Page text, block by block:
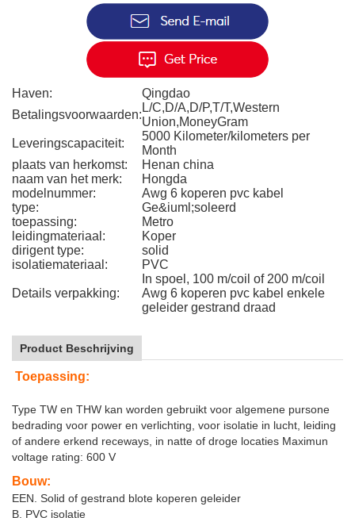
Haven:
Qingdao
Betalingsvoorwaarden:
L/C,D/A,D/P,T/T,Western
Union,MoneyGram
Leveringscapaciteit:
5000 Kilometer/kilometers per
Month
plaats van herkomst:
Henan china
naam van het merk:
Hongda
modelnummer:
Awg 6 koperen pvc kabel
type:
Ge&iuml;soleerd
toepassing:
Metro
leidingmateriaal:
Koper
dirigent type:
solid
isolatiemateriaal:
PVC
Details verpakking:
In spoel, 100 m/coil of 200 m/coil
Awg 6 koperen pvc kabel enkele
geleider gestrand draad
Product Beschrijving
Toepassing:
Type TW en THW kan worden gebruikt voor algemene pursone
bedrading voor power en verlichting, voor isolatie in lucht, leiding
of andere erkend receways, in natte of droge locaties Maximun
voltage rating: 600 V
Bouw:
EEN. Solid of gestrand blote koperen geleider
B. PVC isolatie